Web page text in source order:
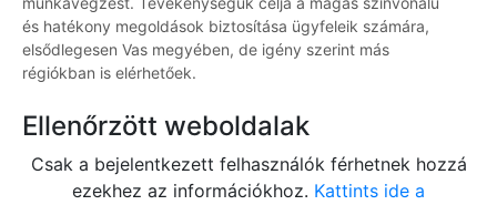
és hatékony megoldások biztosítása ügyfeleik számára,
elsődlegesen Vas megyében, de igény szerint más
régiókban is elérhetőek.
Ellenőrzött weboldalak
Csak a bejelentkezett felhasználók férhetnek hozzá
ezekhez az információkhoz. Kattints ide a